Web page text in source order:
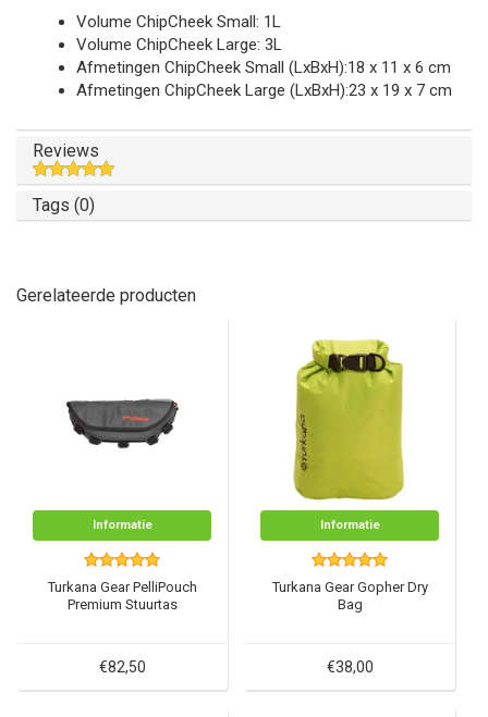
Volume ChipCheek Small: 1L
Volume ChipCheek Large: 3L
Afmetingen ChipCheek Small (LxBxH):18 x 11 x 6 cm
Afmetingen ChipCheek Large (LxBxH):23 x 19 x 7 cm
Reviews
Tags (0)
Gerelateerde producten
Informatie
Turkana Gear PelliPouch
Premium Stuurtas
€82,50
Informatie
Turkana Gear Gopher Dry
Bag
€38,00